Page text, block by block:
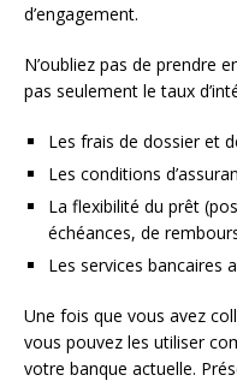
d’engagement.
N’oubliez pas de prendre
pas seulement le taux
Les frais de dossier et
Les conditions
La flexibilité du prêt
échéances, de
Les services bancaires
Une fois que vous avez
vous pouvez les utiliser
votre banque actuelle.